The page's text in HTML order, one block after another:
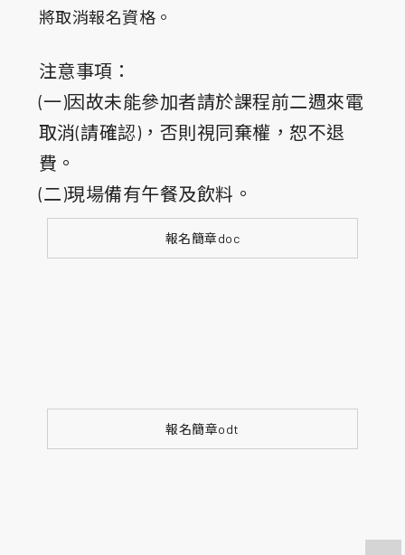
將取消報名資格。
注意事項：
(一)因故未能參加者請於課程前二週來電
取消(請確認)，否則視同棄權，恕不退
費。
(二)現場備有午餐及飲料。
報名簡章doc
報名簡章odt